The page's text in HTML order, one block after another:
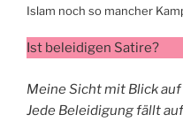
Islam noch so mancher
Ist beleidigen Satire?
Meine Sicht mit Blick
Jede Beleidigung fällt